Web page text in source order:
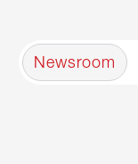
Newsroom